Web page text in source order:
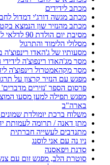
מכתב לידידים
מכתב מגשה דורג'י דמדול
מכתב מהנזיר שון הנמצא
מסיבת יום הולדת 90 לדלאי לאמה – כפר מונש 5.7.25
מסלולי הלימוד והתרגול
מסעותיו של ג'האדו רינפוצ'ה
מסר מג'האדו רינפוצ'ה
מסר מקהאמטרול רינפוצ'ה
מפגש עם הנזיר קרצון על
פרסום הספר 'נזירים
מפגש תפילה למען מסעו
בארה"ב
משלוח ברכת יומולדת
מתן דאנה / תרומה לעמותת
מתנדבים לעשייה חברתית
ניו נה עם אני לוסנג
סדנת ויפאסנה
סוטרת הלב, מפגש זום עם